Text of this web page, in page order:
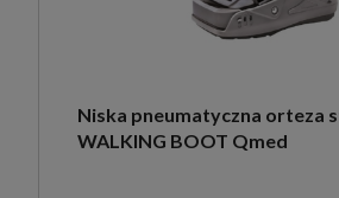
Niska pneumatyczna orteza
WALKING BOOT Qmed